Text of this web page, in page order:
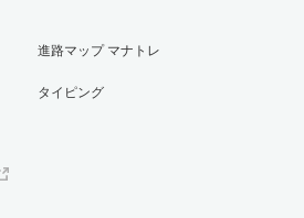
進路マップ マナトレ
タイピング